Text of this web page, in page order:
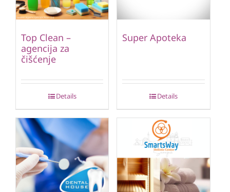
Top Clean –
agencija za
čišćenje
Details
Super Apoteka
Details